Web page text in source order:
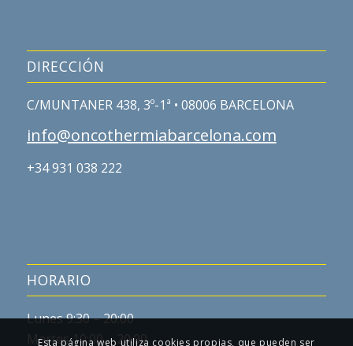
DIRECCIÓN
C/MUNTANER 438, 3º-1ª • 08006 BARCELONA
info@oncothermiabarcelona.com
+34 931 038 222
HORARIO
Lunes 9:30 – 20:00
Martes 10:00 – 20:00
Esta página web utiliza cookies propias, que pueden ser